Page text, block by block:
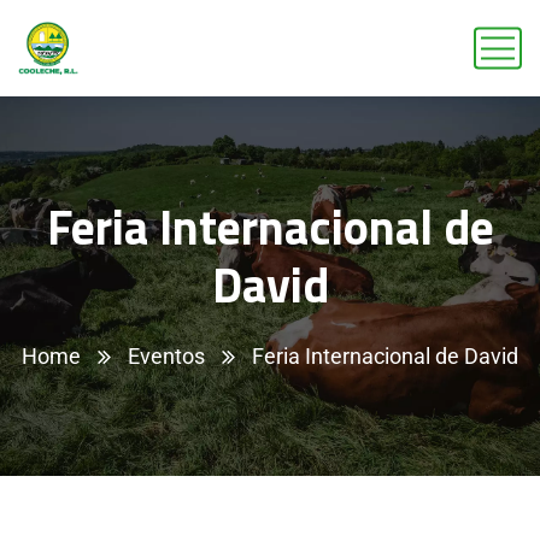
Feria Internacional de
David
Home Eventos Feria Internacional de David